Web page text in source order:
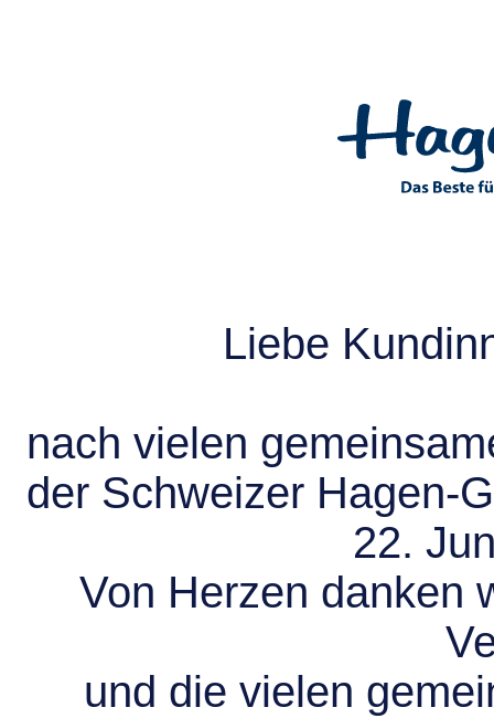
Liebe
nach vielen
der Schweizer Hagen-
22.
Von Herzen danken
und die vielen